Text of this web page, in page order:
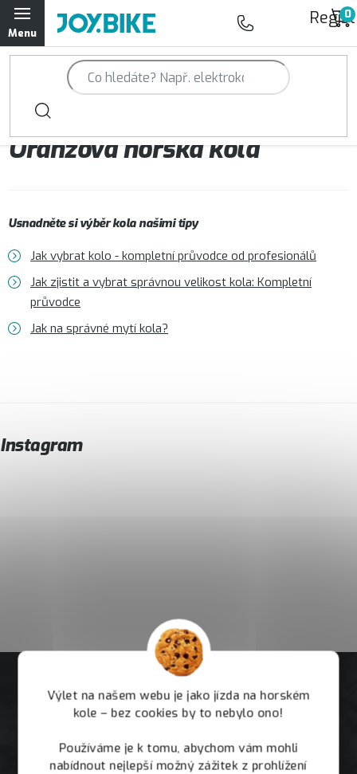
Výlet na našem webu je jako jízda na horském
kole – bez cookies by to nebylo ono!
Používáme je k tomu, abychom vám mohli
nabídnout nejlepší možný zážitek z prohlížení
Přejít
na
obsah
Trailová kola Qayron
Horská kola Qayron
Dámská horská kola Qayron
Doplňky a oblečení Qayron
Kontakt Servisní a výdejní místa
Oranžová horská kola
Usnadněte si výběr kola našimi tipy
Jak vybrat kolo - kompletní průvodce od profesionálů
Jak zjistit a vybrat správnou velikost kola: Kompletní
průvodce
Jak na správné mytí kola?
Instagram